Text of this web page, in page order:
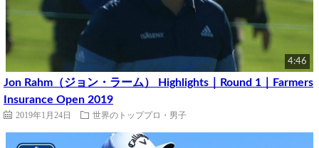
4:46
Jon Rahm（ジョン・ラーム） Highlights｜Round 1｜Farmers
Insurance Open 2019
2019年1月24日 世界のトッププロ・男子